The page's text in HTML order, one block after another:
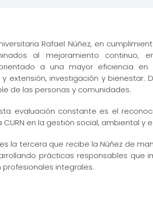
Rafael Núñez, en
al mejoramiento continuo,
a una mayor eficiencia en
extensión, investigación y
de las personas y comunidades.
evaluación constante es el
en la gestión social, ambiental y
la tercera que recibe la Núñez de
prácticas responsables que
integrales.